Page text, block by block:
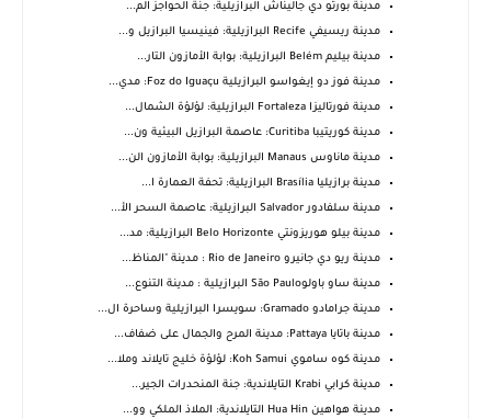
مدينة بورتو دي جاليناش البرازيلية: جنة الحواجز الم...
مدينة ريسيفي Recife البرازيلية: فينيسيا البرازيل و...
مدينة بيليم Belém البرازيلية: بوابة الأمازون التار...
مدينة فوز دو إيغواسو البرازيلية Foz do Iguaçu: مدي...
مدينة فورتاليزا Fortaleza البرازيلية: لؤلؤة الشمال...
مدينة كوريتيبا Curitiba: عاصمة البرازيل البيئية ون...
مدينة ماناوس Manaus البرازيلية: بوابة الأمازون الن...
مدينة برازيليا Brasília البرازيلية: تحفة العمارة ا...
مدينة سلفادور Salvador البرازيلية: عاصمة السحر الأ...
مدينة بيلو هوريزونتي Belo Horizonte البرازيلية: مد...
مدينة ريو دي جانيرو Rio de Janeiro : مدينة "المناظ...
مدينة ساو باولوSão Paulo البرازيلية : مدينة التنوع...
مدينة جرامادو Gramado: سويسرا البرازيلية وساحرة ال...
مدينة باتايا Pattaya: مدينة المرح والجمال على ضفاف...
مدينة كوه ساموي Koh Samui: لؤلؤة خليج تايلاند وملا...
مدينة كرابي Krabi التايلاندية: جنة المنحدرات الجير...
مدينة هواهين Hua Hin التايلاندية: الملاذ الملكي وو...